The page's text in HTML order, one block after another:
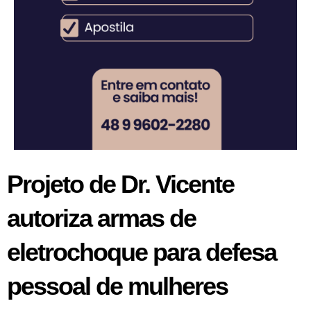
Projeto de Dr. Vicente
autoriza armas de
eletrochoque para defesa
pessoal de mulheres